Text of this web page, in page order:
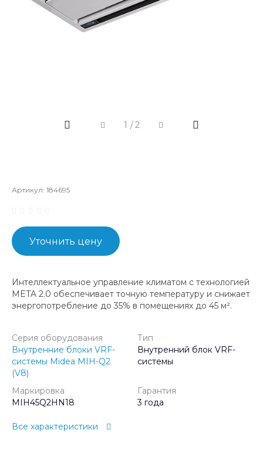
1 /2
Артикул: 184695
Уточнить цену
Интеллектуальное управление климатом с технологией
META 2.0 обеспечивает точную температуру и снижает
энергопотребление до 35% в помещениях до 45 м².
Серия оборудования
Внутренние блоки VRF-
системы Midea MIH-Q2
(V8)
Тип
Внутренний блок VRF-
системы
Маркировка
MIH45Q2HN18
Гарантия
3 года
Все характеристики